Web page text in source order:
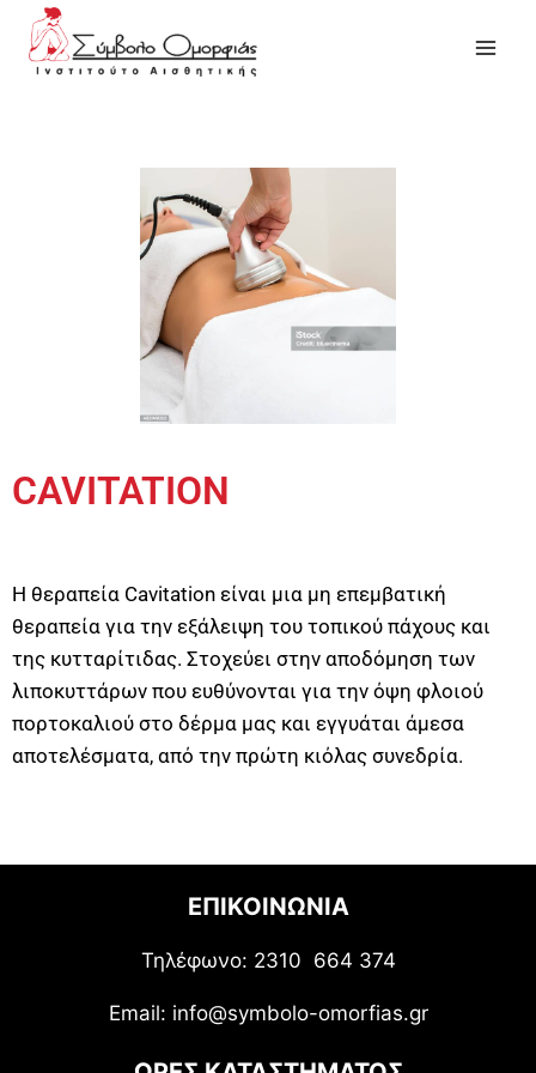
CAVITATION
H θεραπεία Cavitation είναι μια μη επεμβατική
θεραπεία για την εξάλειψη του τοπικού πάχους και
της κυτταρίτιδας. Στοχεύει στην αποδόμηση των
λιποκυττάρων που ευθύνονται για την όψη φλοιού
πορτοκαλιού στο δέρμα μας και εγγυάται άμεσα
αποτελέσματα, από την πρώτη κιόλας συνεδρία.
ΕΠΙΚΟΙΝΩΝΙΑ
Τηλέφωνο: 2310 664 374
Email: info@symbolo-omorfias.gr